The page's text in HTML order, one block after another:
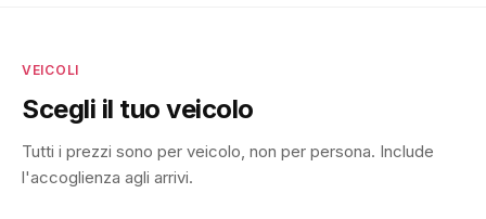
VEICOLI
Scegli il tuo veicolo
Tutti i prezzi sono per veicolo, non per persona. Include
l'accoglienza agli arrivi.